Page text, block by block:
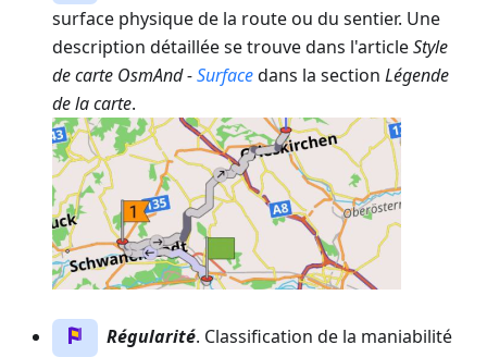
surface physique de la route ou du sentier. Une
description détaillée se trouve dans l'articleStyle
de carte OsmAnd -Surfacedans la section Légende
de la carte.
Régularité. Classification de la maniabilité